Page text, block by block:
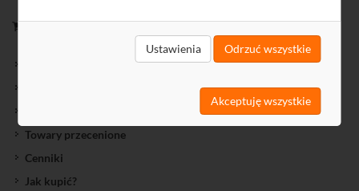
Ustawienia Odrzuć wszystkie
Akceptuję wszystkie
ZAKUPY
Towary przecenione
Cenniki
Jak kupić?